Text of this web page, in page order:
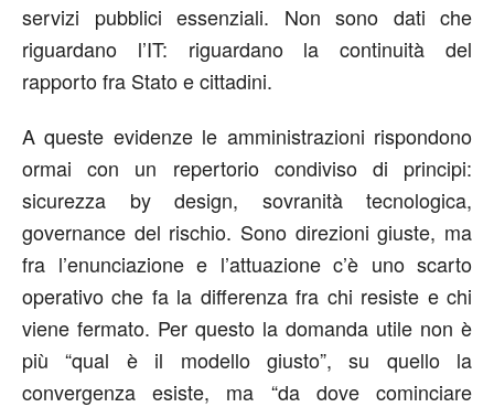
servizi pubblici essenziali. Non sono dati che
riguardano l’IT: riguardano la continuità del
rapporto fra Stato e cittadini.
A queste evidenze le amministrazioni rispondono
ormai con un repertorio condiviso di principi:
sicurezza by design, sovranità tecnologica,
governance del rischio. Sono direzioni giuste, ma
fra l’enunciazione e l’attuazione c’è uno scarto
operativo che fa la differenza fra chi resiste e chi
viene fermato. Per questo la domanda utile non è
più “qual è il modello giusto”, su quello la
convergenza esiste, ma “da dove cominciare